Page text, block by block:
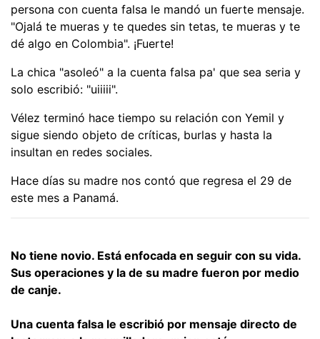
persona con cuenta falsa le mandó un fuerte mensaje.
"Ojalá te mueras y te quedes sin tetas, te mueras y te
dé algo en Colombia". ¡Fuerte!
La chica "asoleó" a la cuenta falsa pa' que sea seria y
solo escribió: "uiiiii".
Vélez terminó hace tiempo su relación con Yemil y
sigue siendo objeto de críticas, burlas y hasta la
insultan en redes sociales.
Hace días su madre nos contó que regresa el 29 de
este mes a Panamá.
No tiene novio. Está enfocada en seguir con su vida.
Sus operaciones y la de su madre fueron por medio
de canje.
Una cuenta falsa le escribió por mensaje directo de